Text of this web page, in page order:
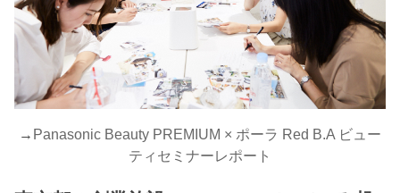
→ Panasonic Beauty PREMIUM × ポーラ Red B.A ビュー
ティセミナーレポート